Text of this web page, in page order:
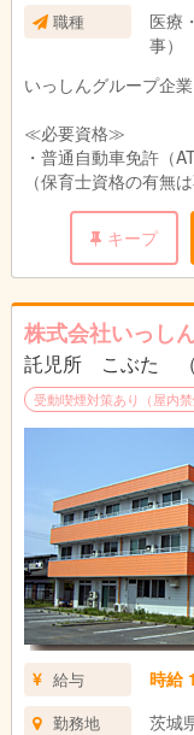
職種
医療
事）
いっしんグループ企
≪必要資格≫
・普通自動車免許（
（保育士資格の有無
キープ
株式会社いっし
託児所 こぶた （
受動喫煙対策あり（屋内禁
給与 時給
勤務地 茨城